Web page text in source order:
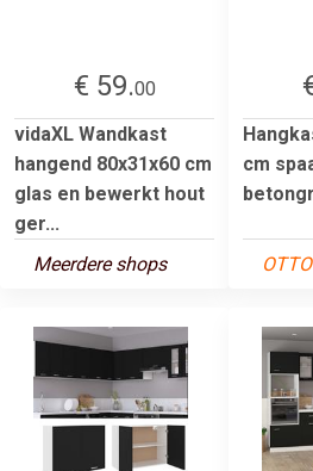
€ 59.00
vidaXL Wandkast
hangend 80x31x60 cm
glas en bewerkt hout
ger...
Meerdere shops
cm
OTTO